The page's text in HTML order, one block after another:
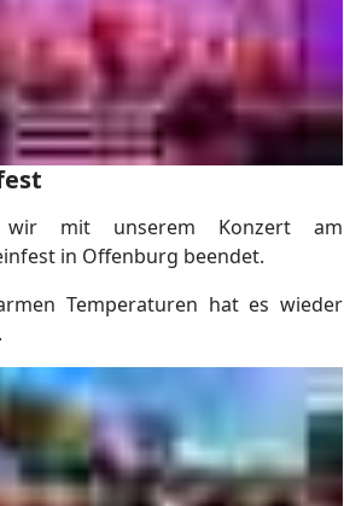
wir mit unserem Konzert am
in Offenburg beendet.
Temperaturen hat es wieder